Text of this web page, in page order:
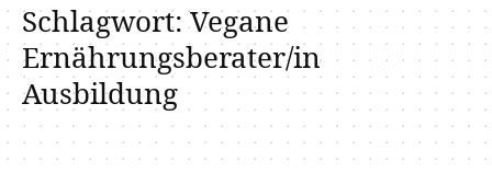
Schlagwort:Vegane
Ernährungsberater/in
Ausbildung